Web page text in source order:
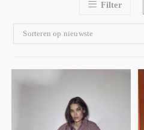
Filter
Sorteren op nieuwste